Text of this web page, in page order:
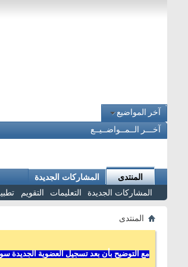
آخر المواضيع
آخـــر الــمــواضــيــع
المنتدى
المشاركات الجديدة
التعليمات التقويم
المشاركات الجديدة
المنتدى
مع التوضيح بأن بعد تسجيل العضوية الجديدة